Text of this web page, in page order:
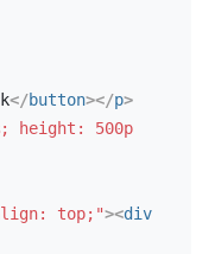
</button></p>
height: 500p
top;"><div